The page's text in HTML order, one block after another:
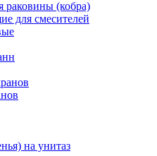
раковины (кобра)
для смесителей
на унитаз